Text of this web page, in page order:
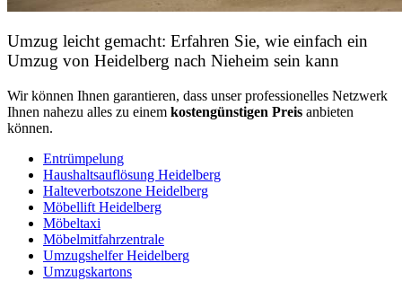
Umzug leicht gemacht: Erfahren Sie, wie einfach ein
Umzug von Heidelberg nach Nieheim sein kann
Wir können Ihnen garantieren, dass unser professionelles Netzwerk
Ihnen nahezu alles zu einem kostengünstigen Preis anbieten
können.
Entrümpelung
Haushaltsauflösung Heidelberg
Halteverbotszone Heidelberg
Möbellift Heidelberg
Möbeltaxi
Möbelmitfahrzentrale
Umzugshelfer Heidelberg
Umzugskartons